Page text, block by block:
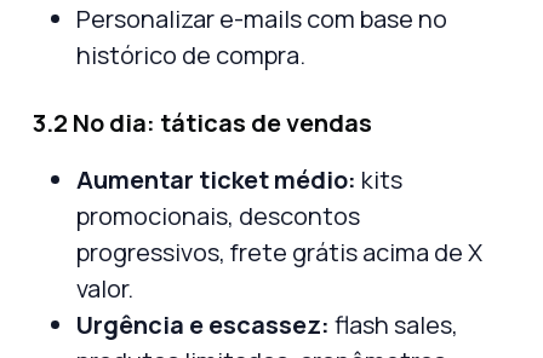
Personalizar e-mails com base no
histórico de compra.
3.2 No dia: táticas de vendas
Aumentar ticket médio: kits
promocionais, descontos
progressivos, frete grátis acima de X
valor.
Urgência e escassez: flash sales,